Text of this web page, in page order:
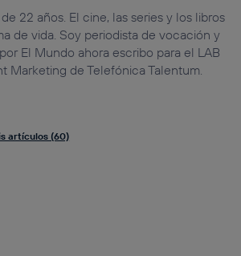
22 años. El cine, las series y los libros
de vida. Soy periodista de vocación y
El Mundo ahora escribo para el LAB
Marketing de Telefónica Talentum.
artículos (60)